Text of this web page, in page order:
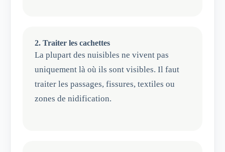
2. Traiter les cachettes
La plupart des nuisibles ne vivent pas
uniquement là où ils sont visibles. Il faut
traiter les passages, fissures, textiles ou
zones de nidification.